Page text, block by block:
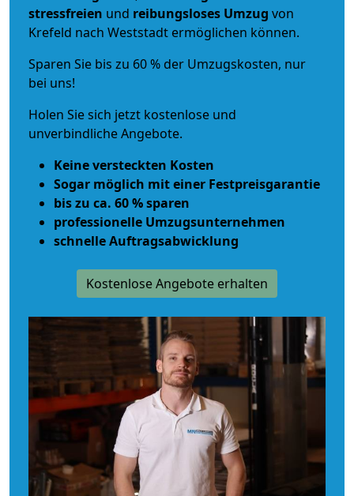
stressfreien und reibungsloses Umzug von
Krefeld nach Weststadt ermöglichen können.
Sparen Sie bis zu 60 % der Umzugskosten, nur
bei uns!
Holen Sie sich jetzt kostenlose und
unverbindliche Angebote.
Keine versteckten Kosten
Sogar möglich mit einer Festpreisgarantie
bis zu ca. 60 % sparen
professionelle Umzugsunternehmen
schnelle Auftragsabwicklung
Kostenlose Angebote erhalten